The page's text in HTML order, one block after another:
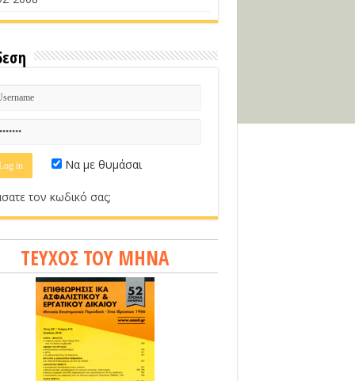
Να με θυμάσαι
τον κωδικό σας;
ΤΕΥΧΟΣ ΤΟΥ ΜΗΝΑ